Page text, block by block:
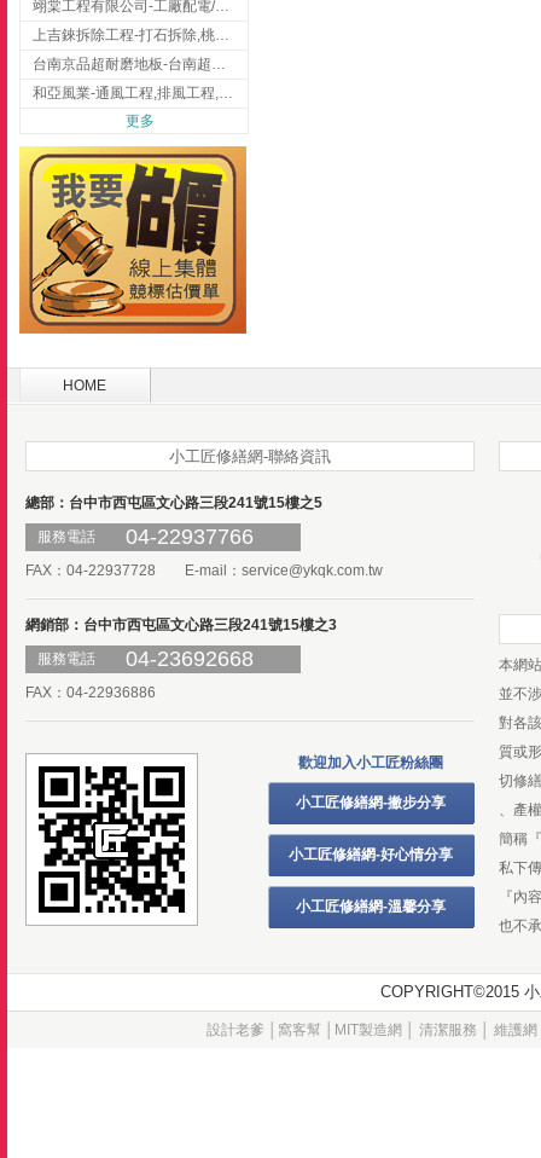
翊棠工程有限公司-工廠配電/高雄消防機電公司
上吉錸拆除工程-打石拆除,桃園打石拆除,桃園拆除工程
台南京品超耐磨地板-台南超耐磨地板
和亞風業-通風工程,排風工程,彰化通風工程,彰化排風工程
更多
HOME
小工匠修繕網-聯絡資訊
總部：台中市西屯區文心路三段241號15樓之5
服務電話
04-22937766
FAX：04-22937728 E-mail： service@ykqk.com.tw
網銷部：台中市西屯區文心路三段241號15樓之3
服務電話
04-23692668
FAX：04-22936886
歡迎加入小工匠粉絲團
小工匠修繕網-撇步分享
小工匠修繕網-好心情分享
小工匠修繕網-溫馨分享
本網
並不
對各
質或
切修
、產
簡稱
私下
『內
也不
設計老爹 窩客幫│ MIT製造網 清潔服務 維護網